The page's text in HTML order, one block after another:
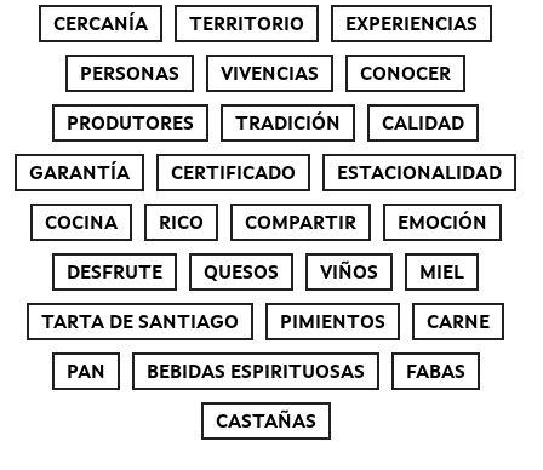
CERCANÍA TERRITORIO EXPERIENCIAS
PERSONAS VIVENCIAS CONOCER
PRODUTORES TRADICIÓN CALIDAD
GARANTÍA CERTIFICADO ESTACIONALIDAD
COCINA RICO COMPARTIR EMOCIÓN
DESFRUTE QUESOS VIÑOS MIEL
TARTA DE SANTIAGO PIMIENTOS CARNE
PAN BEBIDAS ESPIRITUOSAS FABAS
CASTAÑAS